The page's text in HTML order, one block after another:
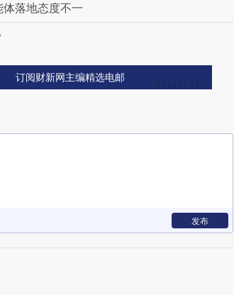
落地态度不一
订阅财新网主编精选电邮
发布